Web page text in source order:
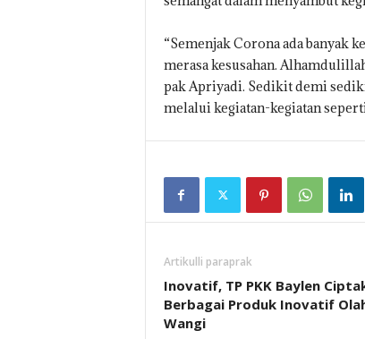
“Semenjak Corona ada banyak
merasa kesusahan.
pak Apriyadi. Sedikit demi
melalui kegiatan-kegiatan
Artikulli paraprak
Inovatif, TP PKK Baylen
Berbagai Produk Inovatif
Wangi